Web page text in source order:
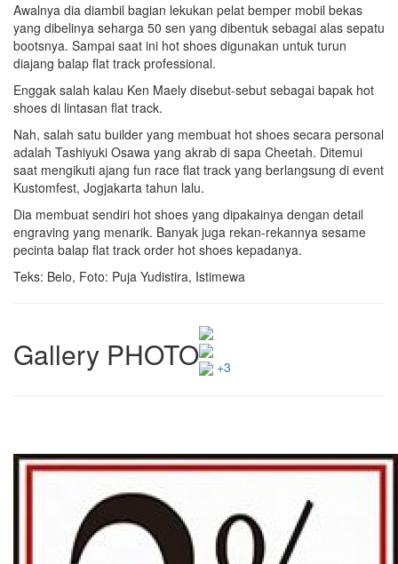
Awalnya dia diambil bagian lekukan pelat bemper mobil bekas
yang dibelinya seharga 50 sen yang dibentuk sebagai alas sepatu
bootsnya. Sampai saat ini hot shoes digunakan untuk turun
diajang balap flat track professional.
Enggak salah kalau Ken Maely disebut-sebut sebagai bapak hot
shoes di lintasan flat track.
Nah, salah satu builder yang membuat hot shoes secara personal
adalah Tashiyuki Osawa yang akrab di sapa Cheetah. Ditemui
saat mengikuti ajang fun race flat track yang berlangsung di event
Kustomfest, Jogjakarta tahun lalu.
Dia membuat sendiri hot shoes yang dipakainya dengan detail
engraving yang menarik. Banyak juga rekan-rekannya sesame
pecinta balap flat track order hot shoes kepadanya.
Teks: Belo, Foto: Puja Yudistira, Istimewa
Gallery PHOTO +3